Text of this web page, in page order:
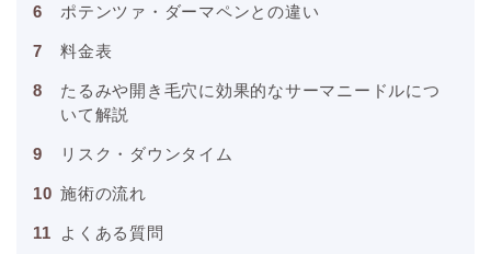
ポテンツァ・ダーマペンとの違い
料金表
たるみや開き毛穴に効果的なサーマニードルにつ
いて解説
リスク・ダウンタイム
施術の流れ
よくある質問